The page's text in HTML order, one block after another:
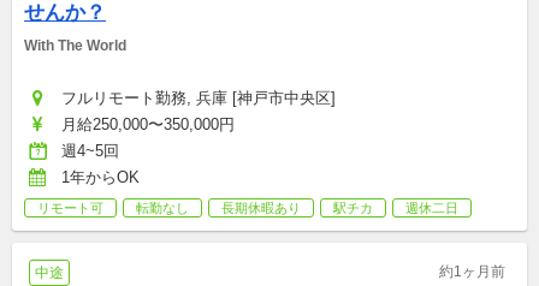
せんか？
With The World
フルリモート勤務, 兵庫 [神戸市中央区]
月給250,000〜350,000円
週4~5回
1年からOK
リモート可 転勤なし 長期休暇あり 駅チカ 週休二日
中途 約1ヶ月前